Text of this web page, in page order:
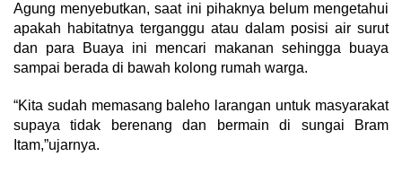
Agung menyebutkan, saat ini pihaknya belum mengetahui
apakah habitatnya terganggu atau dalam posisi air surut
dan para Buaya ini mencari makanan sehingga buaya
sampai berada di bawah kolong rumah warga.
“Kita sudah memasang baleho larangan untuk masyarakat
supaya tidak berenang dan bermain di sungai Bram
Itam,”ujarnya.